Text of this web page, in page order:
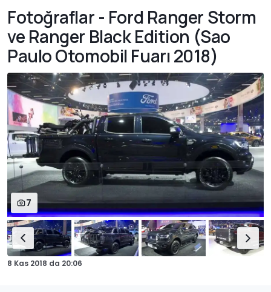
Fotoğraflar - Ford Ranger Storm
ve Ranger Black Edition (Sao
Paulo Otomobil Fuarı 2018)
7
8 Kas 2018 da 20:06